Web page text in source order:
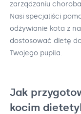
zarządzaniu
Nasi specjaliści
odżywianie kota z
dostosować dietę
Twojego pupila.
Jak
kocim